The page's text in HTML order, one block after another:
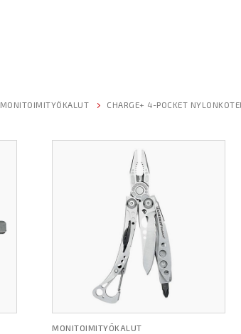
MONITOIMITYÖKALUT CHARGE+ 4-POCKET
MONITOIMITYÖKALUT